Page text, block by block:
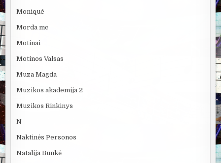
Moniqué
Morda mc
Motinai
Motinos Valsas
Muza Magda
Muzikos akademija 2
Muzikos Rinkinys
N
Naktinės Personos
Natalija Bunkė